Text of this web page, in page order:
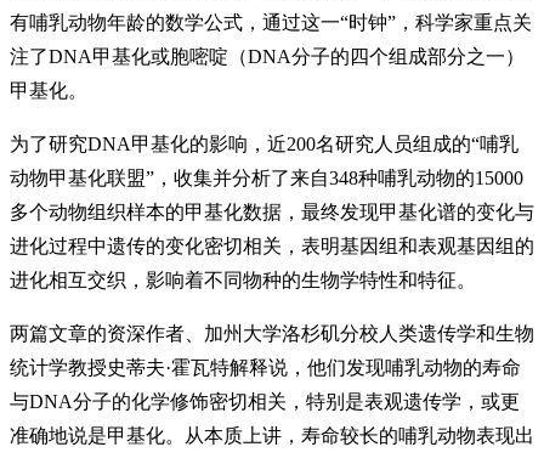
有哺乳动物年龄的数学公式，通过这一“时钟”，科学家重点关
注了DNA甲基化或胞嘧啶（DNA分子的四个组成部分之一）
甲基化。
为了研究DNA甲基化的影响，近200名研究人员组成的“哺乳
动物甲基化联盟”，收集并分析了来自348种哺乳动物的15000
多个动物组织样本的甲基化数据，最终发现甲基化谱的变化与
进化过程中遗传的变化密切相关，表明基因组和表观基因组的
进化相互交织，影响着不同物种的生物学特性和特征。
两篇文章的资深作者、加州大学洛杉矶分校人类遗传学和生物
统计学教授史蒂夫·霍瓦特解释说，他们发现哺乳动物的寿命
与DNA分子的化学修饰密切相关，特别是表观遗传学，或更
准确地说是甲基化。从本质上讲，寿命较长的哺乳动物表现出